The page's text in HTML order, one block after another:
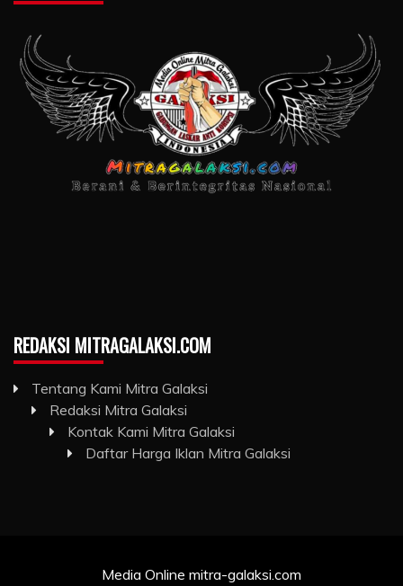
REDAKSI MITRAGALAKSI.COM
Tentang Kami Mitra Galaksi
Redaksi Mitra Galaksi
Kontak Kami Mitra Galaksi
Daftar Harga Iklan Mitra Galaksi
Media Online mitra-galaksi.com